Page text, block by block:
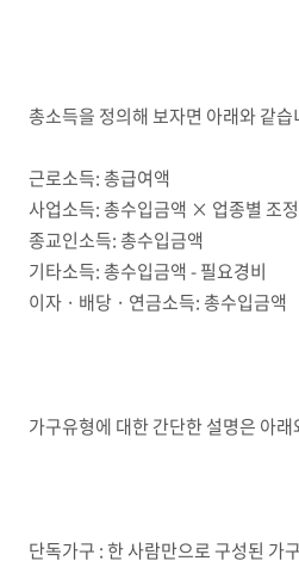
총소득을 정의해 보자면 아래와 같습
근로소득: 총급여액
사업소득: 총수입금액 × 업종별 조
종교인소득: 총수입금액
기타소득: 총수입금액 - 필요경비
이자 · 배당 · 연금소득: 총수입금액
가구유형에 대한 간단한 설명은 아
단독가구 : 한 사람만으로 구성된 가구